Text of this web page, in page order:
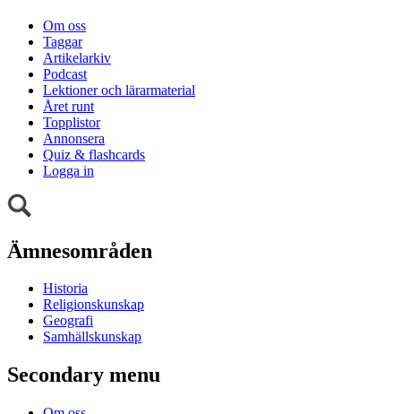
Om oss
Taggar
Artikelarkiv
Podcast
Lektioner och lärarmaterial
Året runt
Topplistor
Annonsera
Quiz & flashcards
Logga in
Ämnesområden
Historia
Religionskunskap
Geografi
Samhällskunskap
Secondary menu